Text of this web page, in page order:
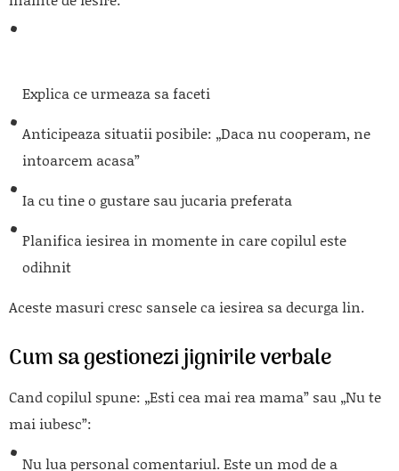
Explica ce urmeaza sa faceti
Anticipeaza situatii posibile: „Daca nu cooperam, ne
intoarcem acasa”
Ia cu tine o gustare sau jucaria preferata
Planifica iesirea in momente in care copilul este
odihnit
Aceste masuri cresc sansele ca iesirea sa decurga lin.
Cum sa gestionezi jignirile verbale
Cand copilul spune: „Esti cea mai rea mama” sau „Nu te
mai iubesc”:
Nu lua personal comentariul. Este un mod de a